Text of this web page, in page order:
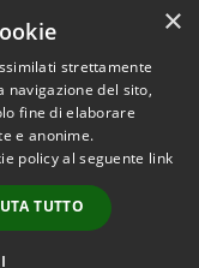
© 2026 • Comune di
• Powered by
•
Accesso
redazione
×
strettamente
navigazione del sito,
fine di elaborare
e anonime.
policy al seguente link
TUTTO